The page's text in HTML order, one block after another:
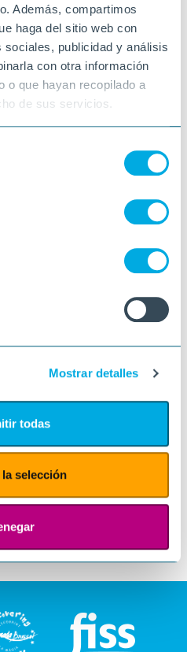
Además, compartimos
haga del sitio web con
publicidad y análisis
con otra información
o que hayan recopilado a
de sus servicios.
Mostrar detalles
todas
selección